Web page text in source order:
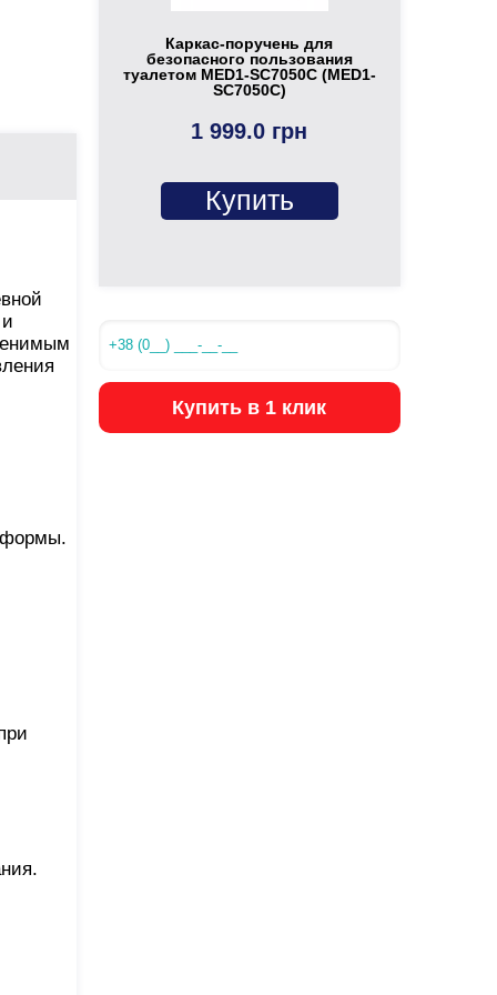
формы.
Каркас-поручень для
безопасного пользования
туалетом MED1-SC7050C (MED1-
SC7050C)
1 999.0 грн
Купить
Купить в 1 клик